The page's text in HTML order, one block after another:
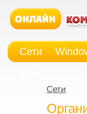
Сети
Сети